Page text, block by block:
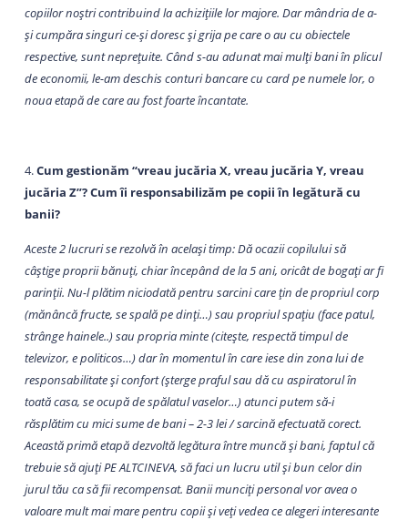
copiilor noștri contribuind la achizițiile lor majore. Dar mândria de a-
și cumpăra singuri ce-și doresc și grija pe care o au cu obiectele
respective, sunt neprețuite. Când s-au adunat mai mulți bani în plicul
de economii, le-am deschis conturi bancare cu card pe numele lor, o
noua etapă de care au fost foarte încantate.
4.Cum gestionăm “vreau jucăria X, vreau jucăria Y, vreau
jucăria Z”? Cum îi responsabilizăm pe copii în legătură cu
banii?
Aceste 2 lucruri se rezolvă în același timp: Dă ocazii copilului să
câștige proprii bănuți, chiar începând de la 5 ani, oricât de bogați ar fi
parinții. Nu-l plătim niciodată pentru sarcini care țin de propriul corp
(mănâncă fructe, se spală pe dinți…) sau propriul spațiu (face patul,
strânge hainele..) sau propria minte (citește, respectă timpul de
televizor, e politicos…) dar în momentul în care iese din zona lui de
responsabilitate și confort (șterge praful sau dă cu aspiratorul în
toată casa, se ocupă de spălatul vaselor…) atunci putem să-i
răsplătim cu mici sume de bani – 2-3 lei / sarcină efectuată corect.
Această primă etapă dezvoltă legătura între muncă și bani, faptul că
trebuie să ajuți PE ALTCINEVA, să faci un lucru util și bun celor din
jurul tău ca să fii recompensat. Banii munciți personal vor avea o
valoare mult mai mare pentru copii și veți vedea ce alegeri interesante